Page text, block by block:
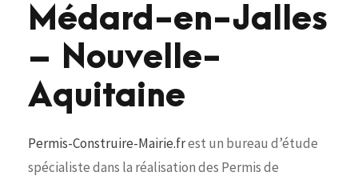
Médard-en-Jalles
– Nouvelle-
Aquitaine
Permis-Construire-Mairie.frest un bureau d’étude
spécialiste dans la réalisation des Permis de